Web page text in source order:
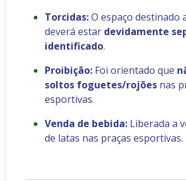
Torcidas:O espaço destinado
deverá estar devidamente
identificado.
Proibição: Foi orientado que
soltos foguetes/rojões nas
esportivas.
Venda de bebida: Liberada a
de latas nas praças esportivas.